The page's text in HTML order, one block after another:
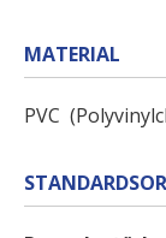
MATERIAL
PVC